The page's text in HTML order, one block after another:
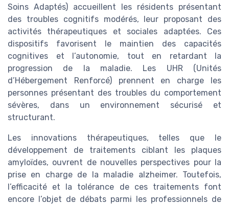
Soins Adaptés) accueillent les résidents présentant
des troubles cognitifs modérés, leur proposant des
activités thérapeutiques et sociales adaptées. Ces
dispositifs favorisent le maintien des capacités
cognitives et l’autonomie, tout en retardant la
progression de la maladie. Les UHR (Unités
d’Hébergement Renforcé) prennent en charge les
personnes présentant des troubles du comportement
sévères, dans un environnement sécurisé et
structurant.
Les innovations thérapeutiques, telles que le
développement de traitements ciblant les plaques
amyloïdes, ouvrent de nouvelles perspectives pour la
prise en charge de la maladie alzheimer. Toutefois,
l’efficacité et la tolérance de ces traitements font
encore l’objet de débats parmi les professionnels de